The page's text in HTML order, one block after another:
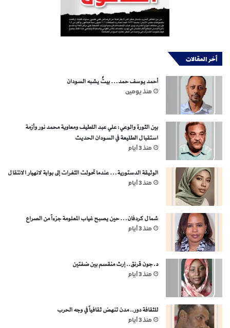
أخر المقالات
أحمد يوسف حمد… بيتٌ يشبه السودان
منذ يومين
بين الثورة والوعي: علي عبد اللطيف ومعاوية محمد نور وأزمة
استقبال الطليعة في السودان الحديث
منذ 3 أيام
الوثيقة الدستورية… عندما تحولت الثغرات إلى بوابة لانهيار الانتقال
منذ 3 أيام
شمال كردفان… حين يصبح غياب المعلومة جزءاً من الصراع
منذ 3 أيام
د. جون قرنق.. إرث منقسم بين ضفتين
منذ 3 أيام
للثقافة دور.. مدن تنهض ثقافياً في وجه الحرب
منذ 3 أيام